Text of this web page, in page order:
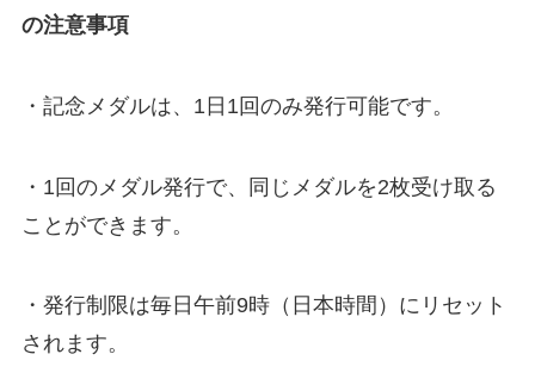
の注意事項
・記念メダルは、1日1回のみ発行可能です。
・1回のメダル発行で、同じメダルを2枚受け取る
ことができます。
・発行制限は毎日午前9時（日本時間）にリセット
されます。